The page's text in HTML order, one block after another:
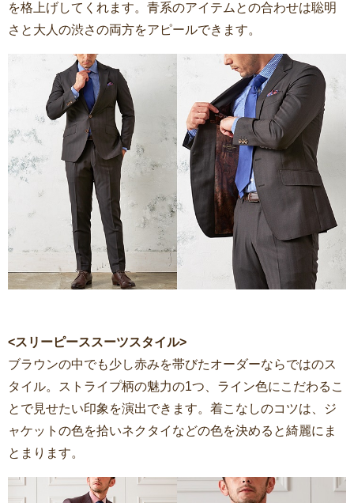
を格上げしてくれます。青系のアイテムとの合わせは聡明
さと大人の渋さの両方をアピールできます。
<スリーピーススーツスタイル>
ブラウンの中でも少し赤みを帯びたオーダーならではのス
タイル。ストライプ柄の魅力の1つ、ライン色にこだわるこ
とで見せたい印象を演出できます。着こなしのコツは、ジ
ャケットの色を拾いネクタイなどの色を決めると綺麗にま
とまります。